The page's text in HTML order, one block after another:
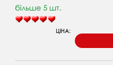
більше 5 шт.
ЦІНА: